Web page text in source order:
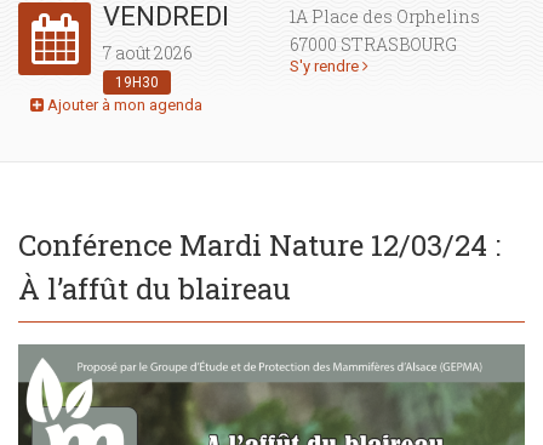
VENDREDI
7 août 2026
19H30
Ajouter à mon agenda
1A Place des Orphelins
67000 STRASBOURG
S'y rendre
Conférence Mardi Nature 12/03/24 :
À l’affût du blaireau